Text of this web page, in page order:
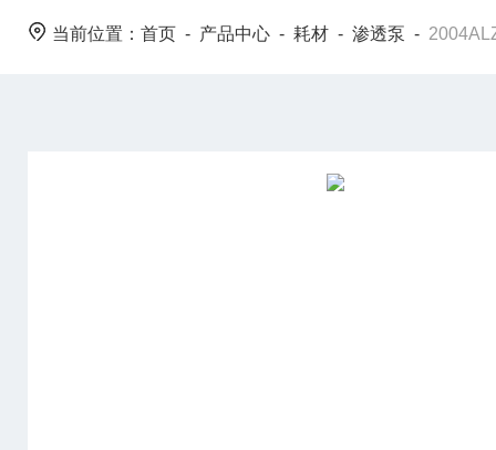
当前位置： 首页 - 产品中心 - 耗材 - 渗透泵 -